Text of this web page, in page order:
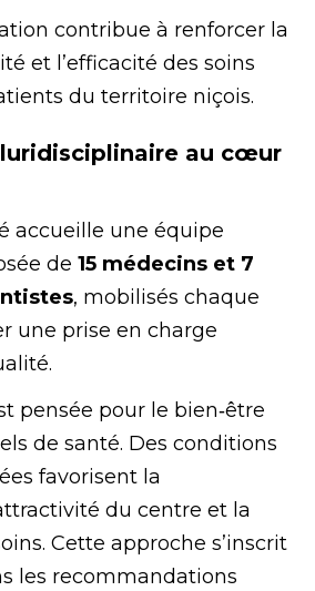
contribue à renforcer la
et l’efficacité des soins
du territoire niçois.
au cœur
accueille une équipe
de15 médecins et 7
, mobilisés chaque
une prise en charge
pensée pour le bien‑être
de santé. Des conditions
favorisent la
du centre et la
Cette approche s’inscrit
les recommandations